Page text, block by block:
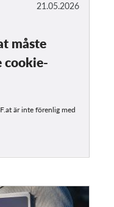
21.05.2026
måste
cookie-
är inte förenlig med